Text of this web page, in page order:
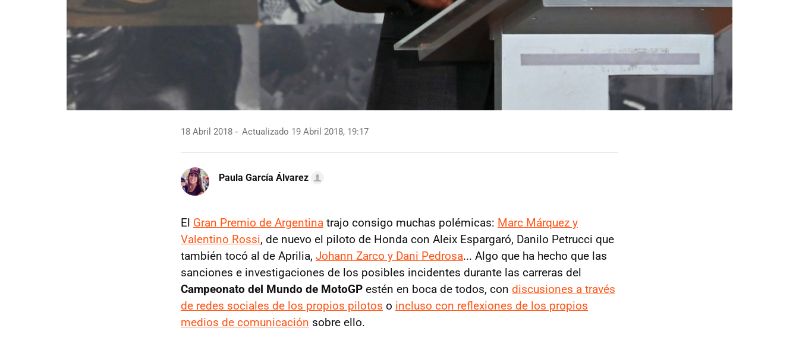
18 Abril 2018 Actualizado 19 Abril 2018, 19:17
Paula García Álvarez
El Gran Premio de Argentina trajo consigo muchas polémicas: Marc Márquez y
Valentino Rossi, de nuevo el piloto de Honda con Aleix Espargaró, Danilo Petrucci que
también tocó al de Aprilia, Johann Zarco y Dani Pedrosa... Algo que ha hecho que las
sanciones e investigaciones de los posibles incidentes durante las carreras del
Campeonato del Mundo de MotoGP estén en boca de todos, con discusiones a través
de redes sociales de los propios pilotos o incluso con reflexiones de los propios
medios de comunicación sobre ello.